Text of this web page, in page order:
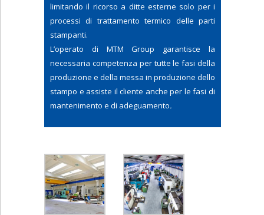
limitando il ricorso a ditte esterne solo per i
processi di trattamento termico delle parti
stampanti.
L’operato di MTM Group garantisce la
necessaria competenza per tutte le fasi della
produzione e della messa in produzione dello
stampo e assiste il cliente anche per le fasi di
mantenimento e di adeguamento.